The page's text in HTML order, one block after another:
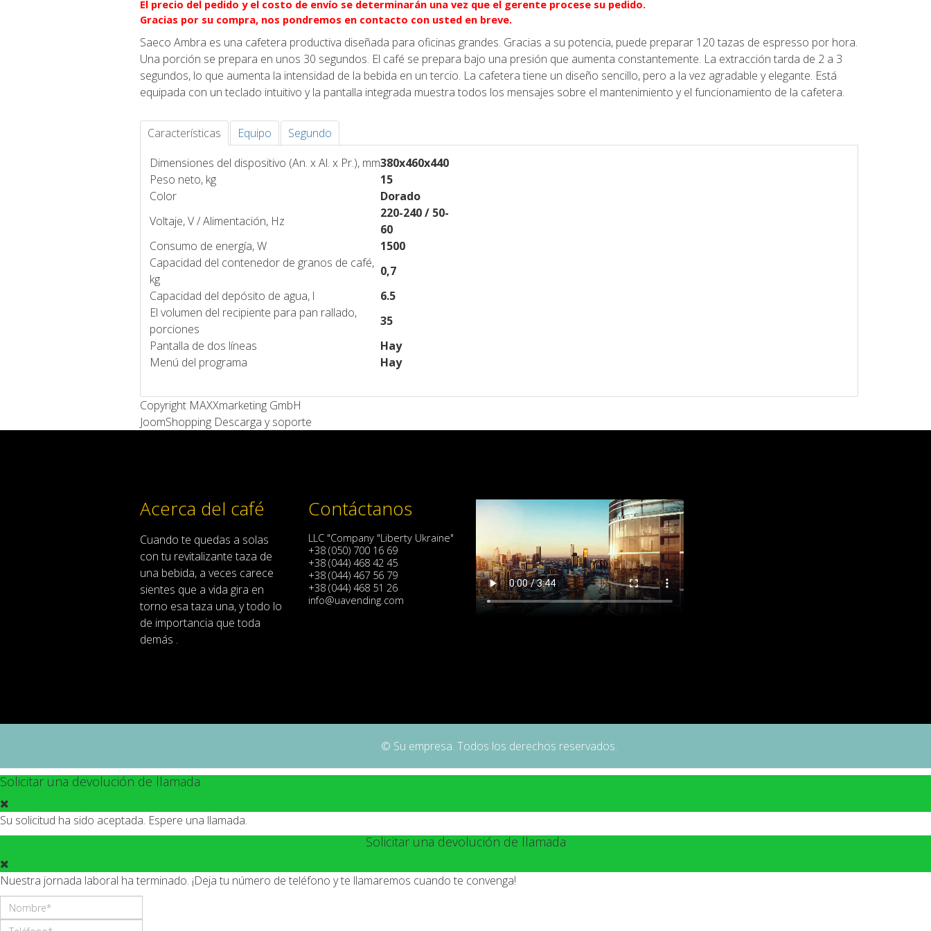
El precio del pedido y el costo de envío se determinarán una vez que el gerente procese su pedido.
Gracias por su compra, nos pondremos en contacto con usted en breve.
Saeco Ambra es una cafetera productiva diseñada para oficinas grandes. Gracias a su potencia, puede preparar 120 tazas de espresso por hora.
Una porción se prepara en unos 30 segundos. El café se prepara bajo una presión que aumenta constantemente. La extracción tarda de 2 a 3
segundos, lo que aumenta la intensidad de la bebida en un tercio. La cafetera tiene un diseño sencillo, pero a la vez agradable y elegante. Está
equipada con un teclado intuitivo y la pantalla integrada muestra todos los mensajes sobre el mantenimiento y el funcionamiento de la cafetera.
Características Equipo
Segundo
Dimensiones del dispositivo (An. x Al. x Pr.), mm380x460x440
Peso neto, kg
15
Color
Dorado
Voltaje, V / Alimentación, Hz
220-240 / 50-
60
Consumo de energía, W
1500
Capacidad del contenedor de granos de café,
kg
0,7
Capacidad del depósito de agua, l
6.5
El volumen del recipiente para pan rallado,
porciones
35
Pantalla de dos líneas
Hay
Menú del programa
Hay
Copyright MAXXmarketing GmbH
JoomShopping Descarga y soporte
Acerca del café
Cuando te quedas a solas
con tu revitalizante taza de
una bebida, a veces carece
sientes que a vida gira en
torno esa taza una,ytodo lo
de importancia que toda
demás .
Contáctanos
LLC "Company "Liberty Ukraine"
+38 (050) 700 16 69
+38 (044) 468 42 45
+38 (044) 467 56 79
+38 (044) 468 51 26
info@uavending.com
© Su empresa. Todos los derechos reservados.
Solicitar una devolución de llamada
Su solicitud ha sido aceptada. Espere una llamada.
Solicitar una devolución de llamada
Nuestra jornada laboral ha terminado. ¡Deja tu número de teléfono y te llamaremos cuando te convenga!